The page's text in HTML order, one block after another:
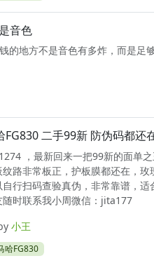
音色
的地方不是音色有多炸，而是足够
FG830 二手99新 防伪码都还
，最新回来一把99新的面单
路非常板正，护板膜都还在，
行扫码查验真伪，非常靠谱，
随时联系我小周微信：jita177
小王
哈FG830